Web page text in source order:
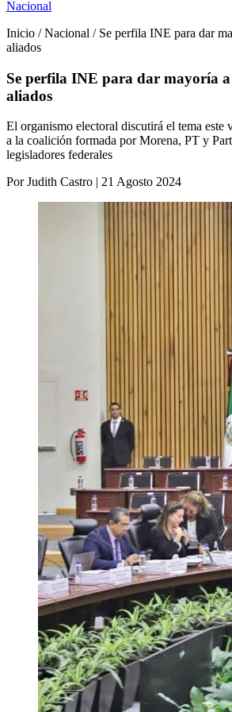
Nacional
Inicio / Nacional / Se perfila INE para dar
aliados
Se perfila INE para dar mayoría
aliados
El organismo electoral discutirá el tema este
a la coalición formada por Morena, PT y
legisladores federales
Por Judith Castro | 21 Agosto 2024